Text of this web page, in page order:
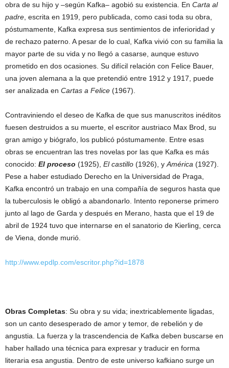
obra de su hijo y –según Kafka– agobió su existencia. En Carta al
padre , escrita en 1919, pero publicada, como casi toda su obra,
póstumamente, Kafka expresa sus sentimientos de inferioridad y
de rechazo paterno. A pesar de lo cual, Kafka vivió con su familia la
mayor parte de su vida y no llegó a casarse, aunque estuvo
prometido en dos ocasiones. Su difícil relación con Felice Bauer,
una joven alemana a la que pretendió entre 1912 y 1917, puede
ser analizada en Cartas a Felice (1967).
Contraviniendo el deseo de Kafka de que sus manuscritos inéditos
fuesen destruidos a su muerte, el escritor austriaco Max Brod, su
gran amigo y biógrafo, los publicó póstumamente. Entre esas
obras se encuentran las tres novelas por las que Kafka es más
conocido: El proceso (1925), El castillo (1926), y América (1927).
Pese a haber estudiado Derecho en la Universidad de Praga,
Kafka encontró un trabajo en una compañía de seguros hasta que
la tuberculosis le obligó a abandonarlo. Intento reponerse primero
junto al lago de Garda y después en Merano, hasta que el 19 de
abril de 1924 tuvo que internarse en el sanatorio de Kierling, cerca
de Viena, donde murió.
http://www.epdlp.com/escritor.php?id=1878
Obras Completas: Su obra y su vida; inextricablemente ligadas,
son un canto desesperado de amor y temor, de rebelión y de
angustia. La fuerza y la trascendencia de Kafka deben buscarse en
haber hallado una técnica para expresar y traducir en forma
literaria esa angustia. Dentro de este universo kafkiano surge un